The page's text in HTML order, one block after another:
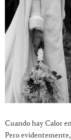
Cuando hay Calor
Pero